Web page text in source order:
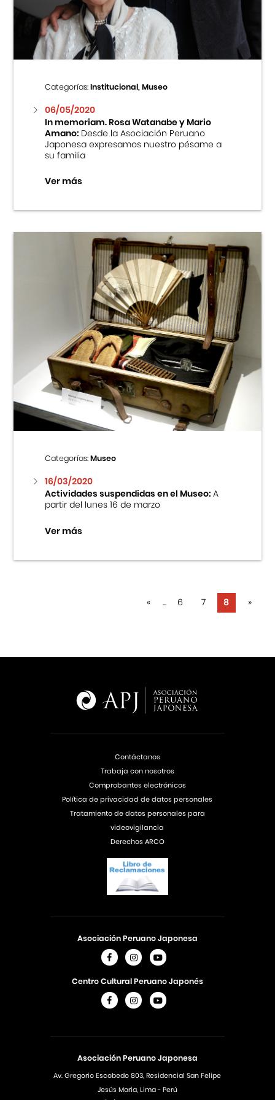
Centro Cultural Peruano Japonés
Cursos
Museo de la Inmigración Japonesa
Fondo Editorial
Teatro Peruano Japonés
Categorías:Institucional, Museo
06/05/2020
In memoriam. Rosa Watanabe y Mario
Amano:Desde la Asociación Peruano
Japonesa expresamos nuestro pésame a
su familia
Ver más
Categorías:Museo
16/03/2020
Actividades suspendidas en el Museo:A
partir del lunes 16 de marzo
Ver más
« ... 6 7 8 »
Asociación Peruano Japonesa
Av. Gregorio Escobedo 803, Residencial San Felipe
Jesús Maria, Lima - Perú
Asociación Peruano Japonesa
Centro Cultural Peruano Japonés
Contáctanos
Trabaja con nosotros
Comprobantes electrónicos
Política de privacidad de datos personales
Tratamiento de datos personales para
videovigilancia
Derechos ARCO